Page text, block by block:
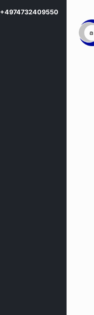
+4974732409550